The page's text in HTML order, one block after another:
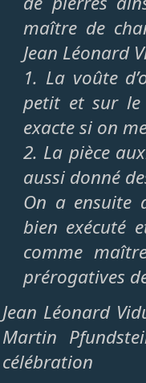
maître de
Jean Léonard
1. La voûte
petit et sur le
exacte si on
2. La pièce
aussi donné
On a ensuite
bien exécuté
comme
prérogatives
Jean Léonard
Martin
célébration